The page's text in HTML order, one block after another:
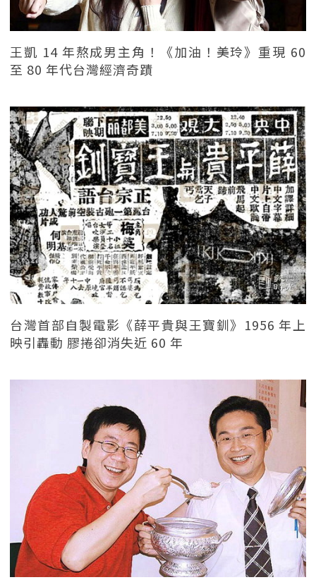
王凱 14 年熬成男主角！《加油！美玲》重現 60
至 80 年代台灣經濟奇蹟
台灣首部自製電影《薛平貴與王寶釧》1956 年上
映引轟動 膠捲卻消失近 60 年